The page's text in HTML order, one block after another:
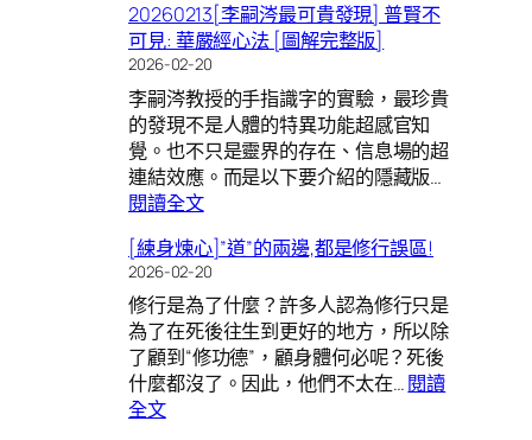
庭
修
煉
學】
當
自
在
如
毛
髮
20260213[李嗣涔最可貴發現] 普賢不
可見: 華嚴經心法 [圖解完整版]
2026-02-20
李嗣涔教授的手指識字的實驗，最珍貴
的發現不是人體的特異功能超感官知
覺。也不只是靈界的存在、信息場的超
連結效應。而是以下要介紹的隱藏版…
閱讀全文:
嗣
涔
最
可
貴
發
[練身煉心]”道”的兩邊,都是修行誤區!
2026-02-20
修行是為了什麼？許多人認為修行只是
為了在死後往生到更好的地方，所以除
了顧到“修功德”，顧身體何必呢？死後
什麼都沒了。因此，他們不太在…閱讀
全文: